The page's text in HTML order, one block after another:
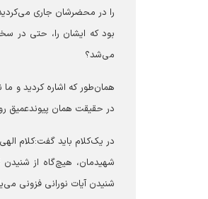
را در محضرشان جاری
بود که ایشان را، حتی در
می‌شد؟
همان‌طور که اشاره کردید و
در حقیقت همان پیوندعمیق
در یک‌کلام باید گفت:کلام
شهیدمان، هیچ‌گاه از
شنیدن آیات نورانی فزونی